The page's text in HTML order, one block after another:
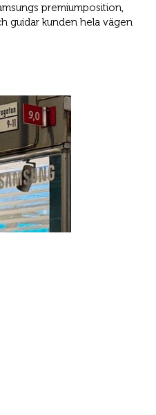
premiumposition,
guidar kunden hela vägen